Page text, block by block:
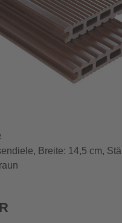
Breite: 14,5 cm,